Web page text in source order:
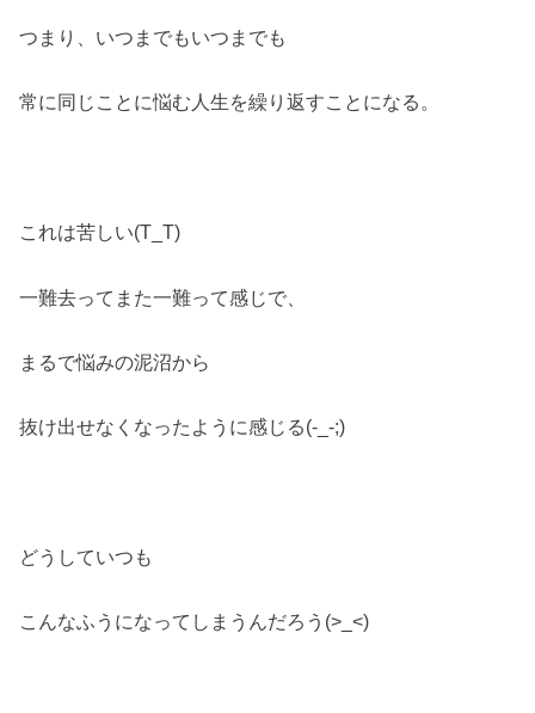
つまり、いつまでもいつまでも
常に同じことに悩む人生を繰り返すことになる。
これは苦しい(T_T)
一難去ってまた一難って感じで、
まるで悩みの泥沼から
抜け出せなくなったように感じる(-_-;)
どうしていつも
こんなふうになってしまうんだろう(>_<)